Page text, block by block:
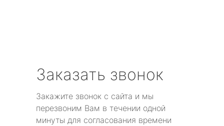
Заказать звонок
Закажите звонок с сайта и мы
перезвоним Вам в течении одной
минуты для согласования времени